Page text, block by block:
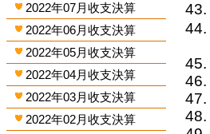
2022年07月收支決算
2022年06月收支決算
2022年05月收支決算
2022年04月收支決算
2022年03月收支決算
2022年02月收支決算